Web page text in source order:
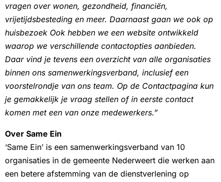
vragen over wonen, gezondheid, financiën,
vrijetijdsbesteding en meer. Daarnaast gaan we ook op
huisbezoek Ook hebben we een website ontwikkeld
waarop we verschillende contactopties aanbieden.
Daar vind je tevens een overzicht van alle organisaties
binnen ons samenwerkingsverband, inclusief een
voorstelrondje van ons team. Op de Contactpagina kun
je gemakkelijk je vraag stellen of in eerste contact
komen met een van onze medewerkers.”
Over Same Ein
‘Same Ein’ is een samenwerkingsverband van 10
organisaties in de gemeente Nederweert die werken aan
een betere afstemming van de dienstverlening op